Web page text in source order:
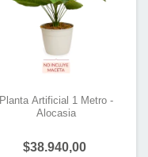
Planta Artificial 1 Metro -
Alocasia
$38.940,00